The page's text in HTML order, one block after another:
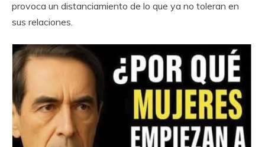
provoca un distanciamiento de lo que ya no toleran en
sus relaciones.